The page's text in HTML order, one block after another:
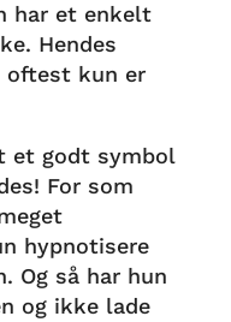
har et enkelt
Hendes
oftest kun er
et godt symbol
For som
hypnotisere
Og så har hun
og ikke lade